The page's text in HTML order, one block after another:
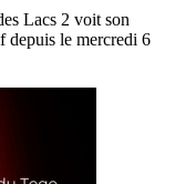
Lacs 2 voit son
depuis le mercredi 6